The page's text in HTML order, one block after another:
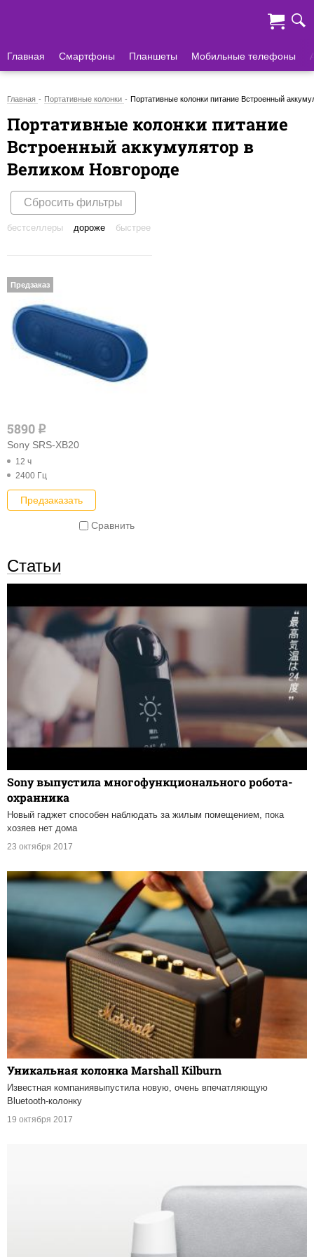
Главная Смартфоны Планшеты Мобильные телефоны
Главная Портативные колонки Портативные колонки питание Встроенный
Портативные колонки питание
Встроенный аккумулятор в
Великом Новгороде
Сбросить фильтры
бестселлеры дороже быстрее
5890 q
Sony SRS-XB20
12 ч
2400 Гц
Предзаказать
Сравнить
Предзаказ
Статьи
Sony выпустила многофункционального робота-
охранника
Новый гаджет способен наблюдать за жилым помещением, пока
хозяев нет дома
23 октября 2017
Уникальная колонка Marshall Kilburn
Известная компаниявыпустила новую, очень впечатляющую
Bluetooth-колонку
19 октября 2017